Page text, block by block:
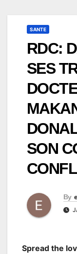
SANTE
RDC:
SES
SON
By
Spread the